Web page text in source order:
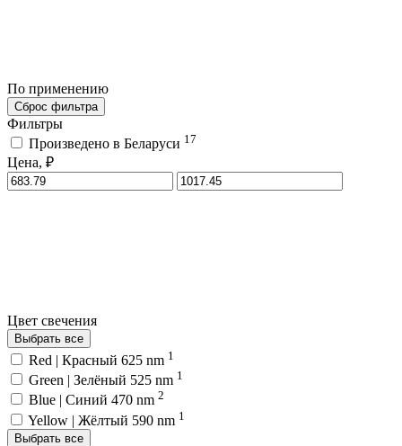
По применению
Сброс фильтра
Фильтры
Произведено в Беларуси 17
Цена, ₽
Цвет свечения
Выбрать все
Red | Красный 625 nm 1
Green | Зелёный 525 nm 1
Blue | Синий 470 nm 2
Yellow | Жёлтый 590 nm 1
Выбрать все